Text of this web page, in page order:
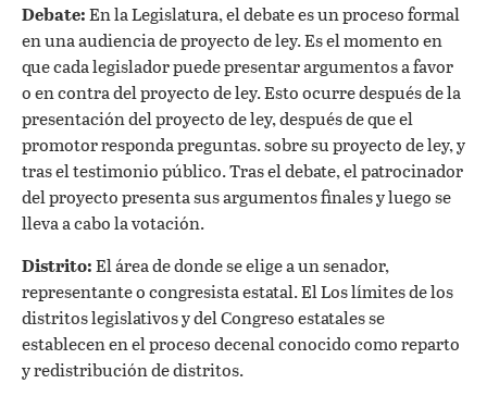
Debate:En la Legislatura, el debate es un proceso formal
en una audiencia de proyecto de ley. Es el momento en
que cada legislador puede presentar argumentos a favor
o en contra del proyecto de ley. Esto ocurre después de la
presentación del proyecto de ley, después de que el
promotor responda preguntas.sobre su proyecto de ley, y
tras el testimonio público. Tras el debate, el patrocinador
del proyecto presenta sus argumentos finales y luego se
lleva a cabo la votación.
Distrito:El área de donde se elige a un senador,
representante o congresista estatal. ElLos límites de los
distritos legislativos y del Congreso estatales se
establecen en el proceso decenal conocido como reparto
y redistribución de distritos.